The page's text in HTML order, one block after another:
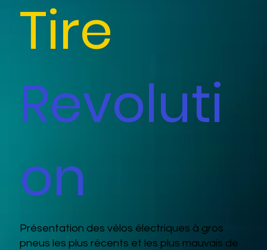
Tire
Revoluti
on
Présentation des vélos électriques à gros
pneus les plus récents et les plus mauvais de